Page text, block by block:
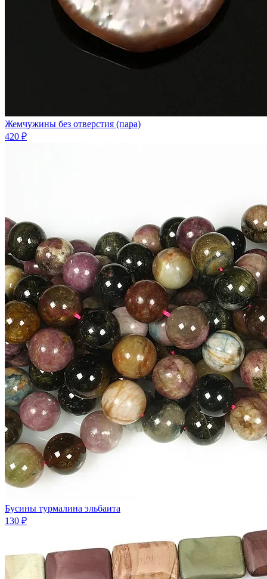
Жемчужины без отверстия (пара)
420 ₽
Бусины турмалина эльбаита
130 ₽